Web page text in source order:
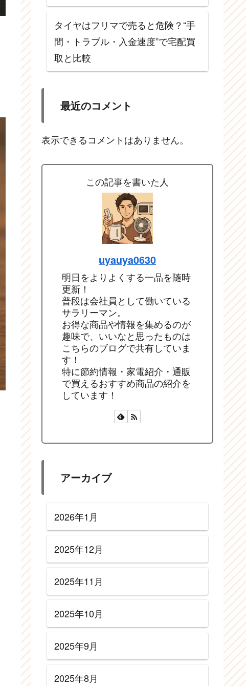
タイヤはフリマで売ると危険？“手
間・トラブル・入金速度”で宅配買
取と比較
最近のコメント
表示できるコメントはありません。
この記事を書いた人
uyauya0630
明日をよりよくする一品を随時
更新！
普段は会社員として働いている
サラリーマン。
お得な商品や情報を集めるのが
趣味で、いいなと思ったものは
こちらのブログで共有していま
す！
特に節約情報・家電紹介・通販
で買えるおすすめ商品の紹介を
しています！
アーカイブ
2026年1月
2025年12月
2025年11月
2025年10月
2025年9月
2025年8月